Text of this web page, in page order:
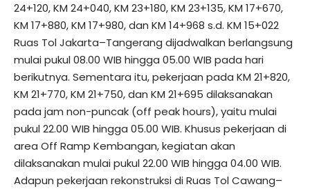
24+120, KM 24+040, KM 23+180, KM 23+135, KM 17+670,
KM 17+880, KM 17+980, dan KM 14+968 s.d. KM 15+022
Ruas Tol Jakarta–Tangerang dijadwalkan berlangsung
mulai pukul 08.00 WIB hingga 05.00 WIB pada hari
berikutnya. Sementara itu, pekerjaan pada KM 21+820,
KM 21+770, KM 21+750, dan KM 21+695 dilaksanakan
pada jam non-puncak (off peak hours), yaitu mulai
pukul 22.00 WIB hingga 05.00 WIB. Khusus pekerjaan di
area Off Ramp Kembangan, kegiatan akan
dilaksanakan mulai pukul 22.00 WIB hingga 04.00 WIB.
Adapun pekerjaan rekonstruksi di Ruas Tol Cawang–